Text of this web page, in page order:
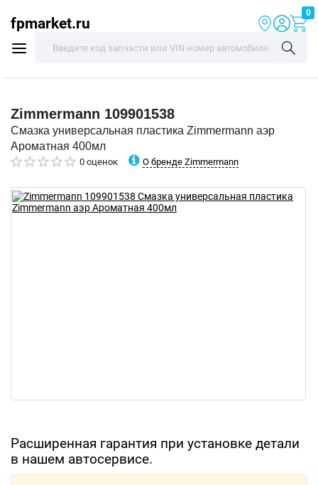
fpmarket.ru
0
Zimmermann 109901538
Смазка универсальная пластика Zimmermann аэр
Ароматная 400мл
0 оценок О бренде Zimmermann
Расширенная гарантия при установке детали
в нашем автосервисе.